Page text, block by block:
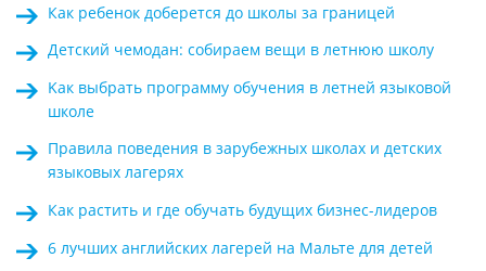
Как ребенок доберется до школы за границей
Детский чемодан: собираем вещи в летнюю школу
Kак выбрать программу обучения в летней языковой
школе
Правила поведения в зарубежных школах и детских
языковых лагерях
Как растить и где обучать будущих бизнес-лидеров
6 лучших английских лагерей на Мальте для детей